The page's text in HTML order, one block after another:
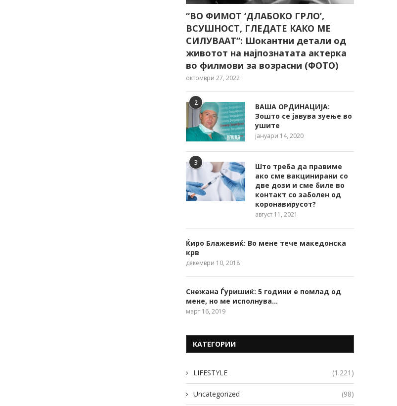
“ВО ФИМОТ ‘ДЛАБОКО ГРЛО’,
ВСУШНОСТ, ГЛЕДАТЕ КАКО МЕ
СИЛУВААТ“: Шокантни детали од
животот на најпознатата актерка
во филмови за возрасни (ФОТО)
октомври 27, 2022
2
ВАША ОРДИНАЦИЈА:
Зошто се јавува зуење во
ушите
јануари 14, 2020
3
Што треба да правиме
ако сме вакцинирани со
две дози и сме биле во
контакт со заболен од
коронавирусот?
август 11, 2021
Ќиро Блажевиќ: Во мене тече македонска
крв
декември 10, 2018
Снежана Ѓуришиќ: 5 години е помлад од
мене, но ме исполнува…
март 16, 2019
КАТЕГОРИИ
LIFESTYLE (1.221)
Uncategorized (98)